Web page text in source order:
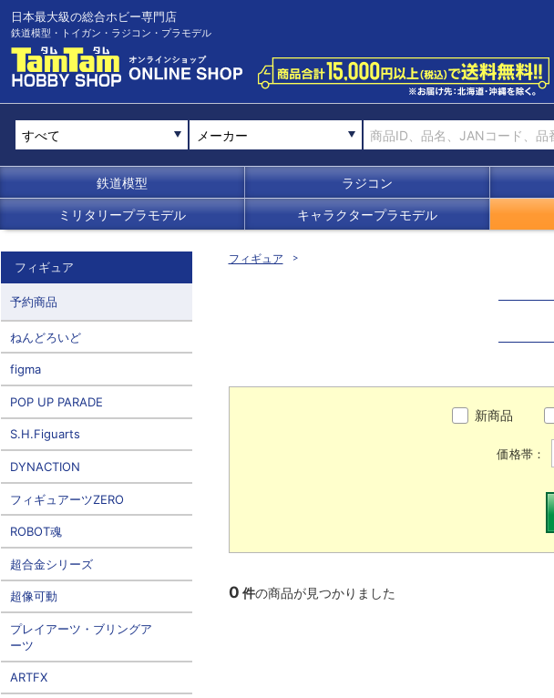
日本最大級の総合ホビー専門店
鉄道模型・トイガン・ラジコン・プラモデル
メーカー
鉄道模型 ラジコン
ミリタリープラモデル キャラクタープラモデル
フィギュア
新商品
価格帯：
0 件の商品が見つかりました
フィギュア
予約商品
ねんどろいど
figma
POP UP PARADE
S.H.Figuarts
DYNACTION
フィギュアーツZERO
ROBOT魂
超合金シリーズ
超像可動
プレイアーツ・ブリングア
ーツ
ARTFX